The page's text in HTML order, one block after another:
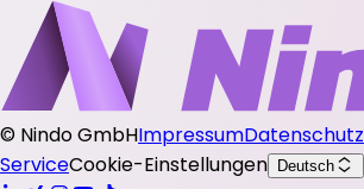
© Nindo GmbHImpressumDatenschutz
ServiceCookie-Einstellungen Deutsch